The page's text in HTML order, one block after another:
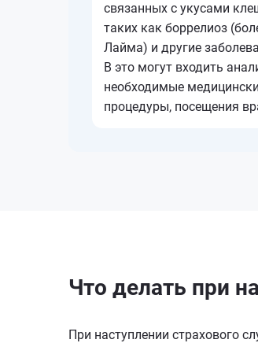
связанных с укусами
таких как боррелиоз
Лайма) и другие
В это могут входить
необходимые
процедуры, посещения
Что делать при
При наступлении страхового